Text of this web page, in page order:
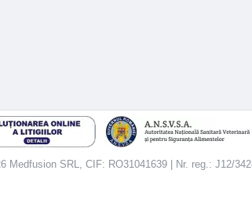
Medfusion SRL, CIF: RO31041639 | Nr. reg.: J12/